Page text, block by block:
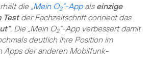
die „Mein O2“-Appals einzige
Testder Fachzeitschrift connect das
. Die „Mein O2“-App verbessert damit
deutlich ihre Position im
Apps der anderen Mobilfunk-